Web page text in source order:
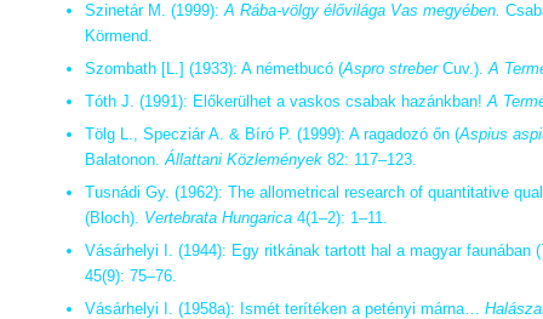
Szinetár M. (1999):A Rába-völgy élővilága Vas megyében.
Körmend.
Szombath [L.] (1933): A németbucó (Aspro streberCuv.).A
Tóth J. (1991): Előkerülhet a vaskos csabak hazánkban!A
Tölg L., Specziár A. & Bíró P. (1999): A ragadozó őn (Aspius
Balatonon.Állattani Közlemények 82: 117–123.
Tusnádi Gy. (1962): The allometrical research of quantitative
(Bloch). Vertebrata Hungarica 4(1–2): 1–11.
Vásárhelyi I. (1944): Egy ritkának tartott hal a magyar faunában (
45(9): 75–76.
Vásárhelyi I. (1958a): Ismét terítéken a petényi márna…